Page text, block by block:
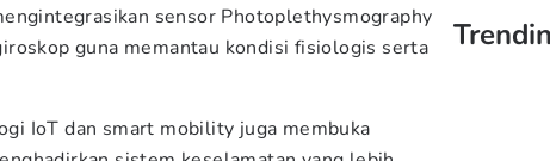
sensor Photoplethysmography
guna memantau kondisi fisiologis serta
IoT dan smart mobility juga membuka